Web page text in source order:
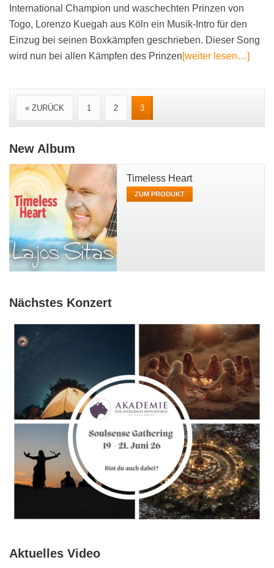
International Champion und waschechten Prinzen von
Togo, Lorenzo Kuegah aus Köln ein Musik-Intro für den
Einzug bei seinen Boxkämpfen geschrieben. Dieser Song
wird nun bei allen Kämpfen des Prinzen[weiter lesen…]
« ZURÜCK 1 2 3
New Album
Timeless Heart
ZUM PRODUKT
Nächstes Konzert
Aktuelles Video